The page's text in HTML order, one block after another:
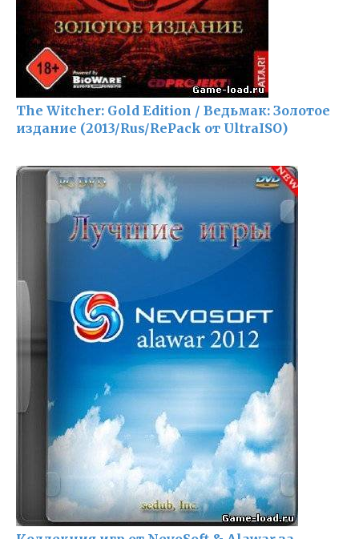
The Witcher: Gold Edition / Ведьмак: Золотое
издание (2013/Rus/RePack от UltraISO)